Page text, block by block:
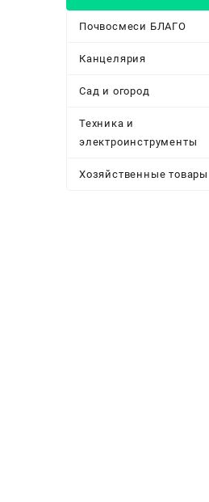
Почвосмеси БЛАГО
Канцелярия
Сад и огород
Техника и
электроинструменты
Хозяйственные товары